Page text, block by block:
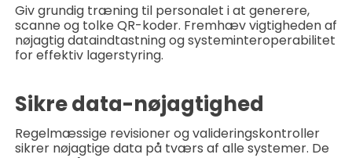
Giv grundig træning til personalet i at generere,
scanne og tolke QR-koder. Fremhæv vigtigheden af
nøjagtig dataindtastning og systeminteroperabilitet
for effektiv lagerstyring.
Sikre data-nøjagtighed
Regelmæssige revisioner og valideringskontroller
sikrer nøjagtige data på tværs af alle systemer. De